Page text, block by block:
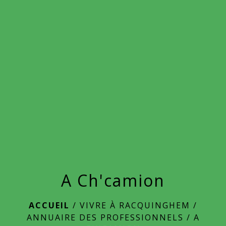
A Ch'camion
ACCUEIL / VIVRE À RACQUINGHEM /
ANNUAIRE DES PROFESSIONNELS / A